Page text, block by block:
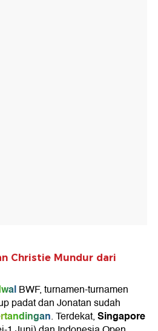
Christie Mundur dari
BWF, turnamen-turnamen
padat dan Jonatan sudah
. Terdekat,Singapore